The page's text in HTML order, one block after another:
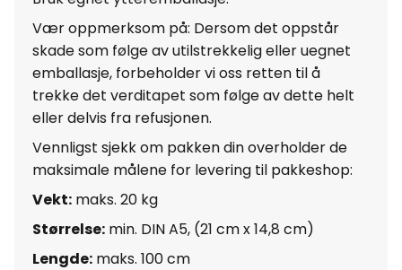
Vær oppmerksom på: Dersom det oppstår
skade som følge av utilstrekkelig eller uegnet
emballasje, forbeholder vi oss retten til å
trekke det verditapet som følge av dette helt
eller delvis fra refusjonen.
Vennligst sjekk om pakken din overholder de
maksimale målene for levering til pakkeshop:
Vekt: maks. 20 kg
Størrelse: min. DIN A5, (21 cm x 14,8 cm)
Lengde: maks. 100 cm